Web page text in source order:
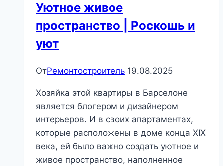
Уютное живое
пространство | Роскошь и
уют
ОтРемонтостроитель 19.08.2025
Хозяйка этой квартиры в Барселоне
является блогером и дизайнером
интерьеров. И в своих апартаментах,
которые расположены в доме конца XIX
века, ей было важно создать уютное и
живое пространство, наполненное